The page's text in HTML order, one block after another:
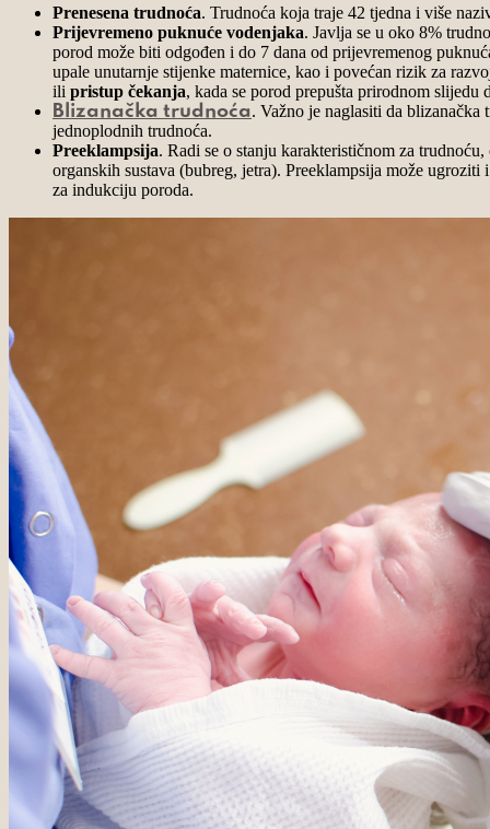
Prenesena trudnoća. Trudnoća koja traje 42 tjedna i više
Prijevremeno puknuće vodenjaka. Javlja se u oko 8%
porod može biti odgođen i do 7 dana od prijevremenog
upale unutarnje stijenke maternice, kao i povećan rizik za
ili pristup čekanja, kada se porod prepušta prirodnom
Blizanačka trudnoća. Važno je naglasiti da
jednoplodnih trudnoća.
Preeklampsija. Radi se o stanju karakterističnom za
organskih sustava (bubreg, jetra). Preeklampsija može
za indukciju poroda.